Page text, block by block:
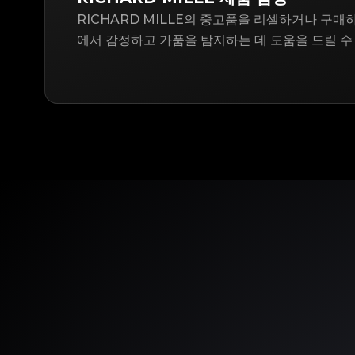
RICHARD MILLE의 중고품을 리셀하거나 구매
에서 감정하고 가품을 탐지하는 데 도움을 드릴